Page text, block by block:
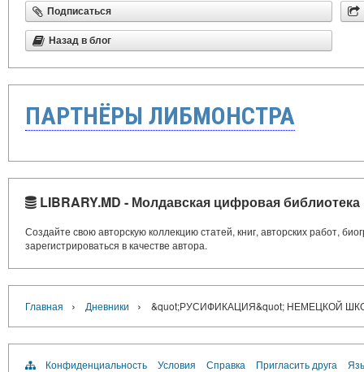
Подписаться
Назад в блог
ПАРТНЁРЫ ЛИБМОНСТРА
LIBRARY.MD - Молдавская цифровая библиотека
Создайте свою авторскую коллекцию статей, книг, авторских работ,
зарегистрироваться в качестве автора.
Главная › Дневники › &quot;РУСИФИКАЦИЯ&quot; НЕМЕЦКОЙ
Конфиденциальность Условия Справка Пригласить друга